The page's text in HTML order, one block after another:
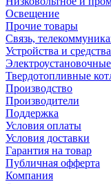
Освещение
Прочие товары
Связь,
Устройства и
Твердотопливные
Производство
Производители
Поддержка
Условия оплаты
Условия доставки
Гарантия на товар
Публичная офферта
Компания